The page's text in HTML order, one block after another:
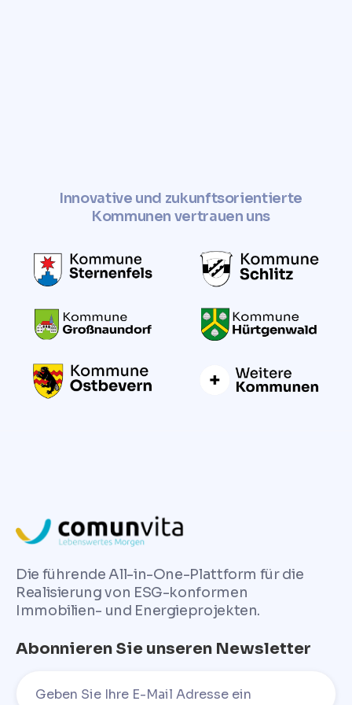
Innovative und zukunftsorientierte
Kommunen vertrauen uns
Die führende All-in-One-Plattform für die
Realisierung von ESG-konformen
Immobilien- und Energieprojekten.
Abonnieren Sie unseren Newsletter